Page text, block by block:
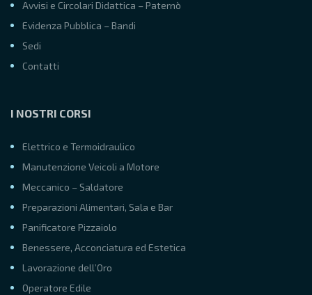
Avvisi e Circolari Didattica – Paternò
Evidenza Pubblica – Bandi
Sedi
Contatti
I NOSTRI CORSI
Elettrico e Termoidraulico
Manutenzione Veicoli a Motore
Meccanico – Saldatore
Preparazioni Alimentari, Sala e Bar
Panificatore Pizzaiolo
Benessere, Acconciatura ed Estetica
Lavorazione dell’Oro
Operatore Edile